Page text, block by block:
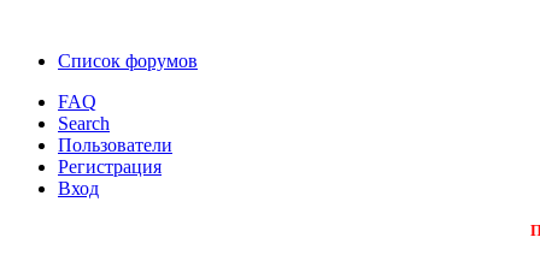
Список форумов
FAQ
Search
Пользователи
Регистрация
Вход